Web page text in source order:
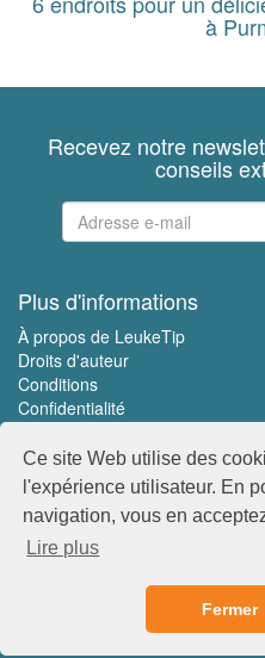
Ce site Web utilise des
l'expérience utilisateur. En
navigation, vous en
Lire plus
Fermer
à
Recevez notre
conseils
Plus d'informations
À propos de LeukeTip
Droits d'auteur
Conditions
Confidentialité
Découvrez le meilleur
www.leuketip.nl
www.leuketip.com
www.leuketip.de